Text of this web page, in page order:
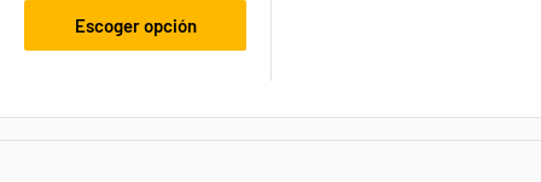
Escoger opción